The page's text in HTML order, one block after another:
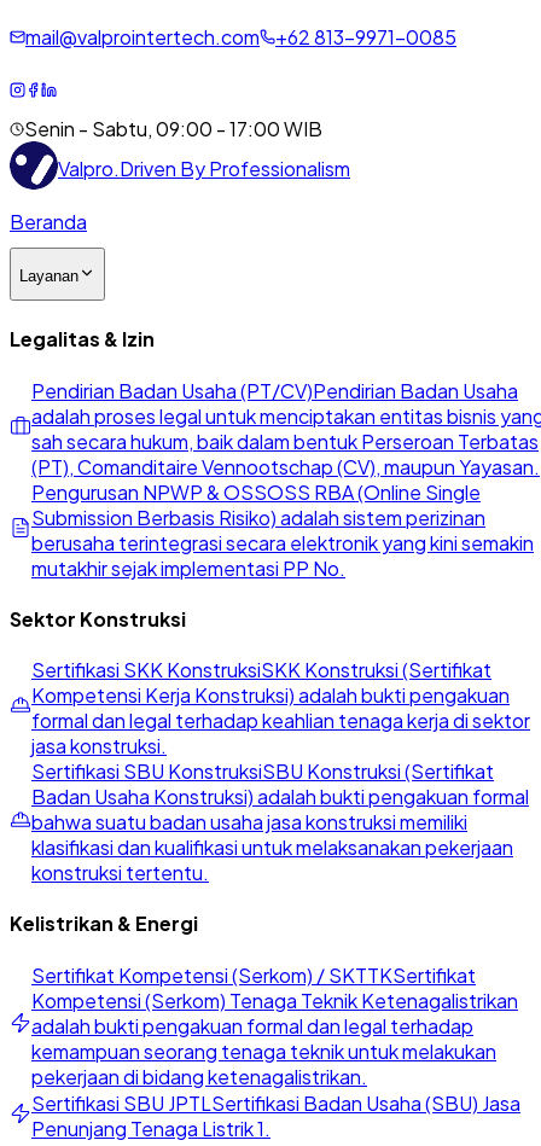
mail@valprointertech.com +62813-9971-0085
Senin - Sabtu, 09:00 - 17:00 WIB
Valpro.Driven By Professionalism
Beranda
Layanan
Legalitas & Izin
Pendirian Badan Usaha (PT/CV)Pendirian Badan Usaha
adalah proses legal untuk menciptakan entitas bisnis
sah secara hukum, baik dalam bentuk Perseroan Terbatas
(PT), Comanditaire Vennootschap (CV), maupun Yayasan.
Pengurusan NPWP & OSSOSS RBA (Online Single
Submission Berbasis Risiko) adalah sistem perizinan
berusaha terintegrasi secara elektronik yang kini semakin
mutakhir sejak implementasi PP No.
Sektor Konstruksi
Sertifikasi SKK KonstruksiSKK Konstruksi (Sertifikat
Kompetensi Kerja Konstruksi) adalah bukti pengakuan
formal dan legal terhadap keahlian tenaga kerja di sektor
jasa konstruksi.
Sertifikasi SBU KonstruksiSBU Konstruksi (Sertifikat
Badan Usaha Konstruksi) adalah bukti pengakuan formal
bahwa suatu badan usaha jasa konstruksi memiliki
klasifikasi dan kualifikasi untuk melaksanakan pekerjaan
konstruksi tertentu.
Kelistrikan & Energi
Sertifikat Kompetensi (Serkom) / SKTTKSertifikat
Kompetensi (Serkom) Tenaga Teknik Ketenagalistrikan
adalah bukti pengakuan formal dan legal terhadap
kemampuan seorang tenaga teknik untuk melakukan
pekerjaan di bidang ketenagalistrikan.
Sertifikasi SBU JPTLSertifikasi Badan Usaha (SBU) Jasa
Penunjang Tenaga Listrik 1.